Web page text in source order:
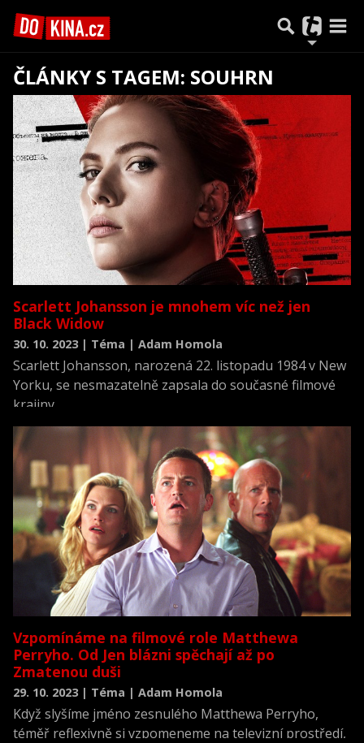
ČLÁNKY S TAGEM: SOUHRN
Scarlett Johansson je mnohem víc než jen
Black Widow
30. 10. 2023 | Téma | Adam Homola
Scarlett Johansson, narozená 22. listopadu 1984 v New
Yorku, se nesmazatelně zapsala do současné filmové
krajiny.
Vzpomínáme na filmové role Matthewa
Perryho. Od Jen blázni spěchají až po
Zmatenou duši
29. 10. 2023 | Téma | Adam Homola
Když slyšíme jméno zesnulého Matthewa Perryho,
téměř reflexivně si vzpomeneme na televizní prostředí,
Předchozí 1 2 3 … 5 Další